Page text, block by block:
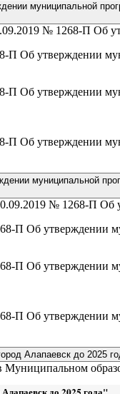
муниципальной
№ 1268-П Об
Об утверждении
Об утверждении
Об утверждении
муниципальной
№ 1268-П Об
П Об утверждении
П Об утверждении
П Об утверждении
Алапаевск до 2025
Муниципальном